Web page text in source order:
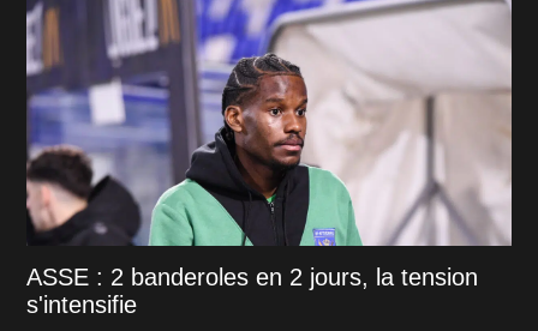
ASSE : 2 banderoles en 2 jours, la tension
s'intensifie